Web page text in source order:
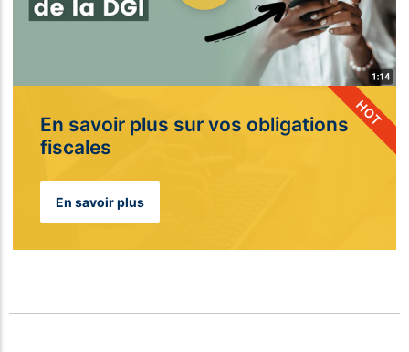
En savoir plus sur vos obligations
fiscales​
En savoir plus
HOT